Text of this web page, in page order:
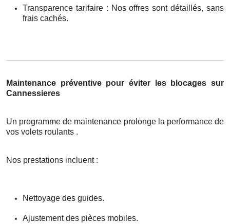
Transparence tarifaire : Nos offres sont détaillés, sans
frais cachés.
Maintenance préventive pour éviter les blocages sur
Cannessieres
Un programme de maintenance prolonge la performance de
vos volets roulants .
Nos prestations incluent :
Nettoyage des guides.
Ajustement des pièces mobiles.